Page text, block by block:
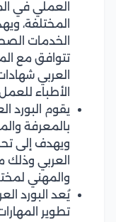
العملي في
المختلفة،
الخدمات
تتوافق مع
العربي
الأطباء
يقوم البورد
بالمعرفة
ويهدف إلى
العربي
والمهني
يُعد البورد
تطوير